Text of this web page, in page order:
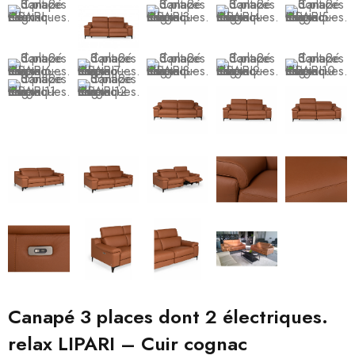
Canapé 3 places dont 2 électriques.
relax LIPARI – Cuir cognac